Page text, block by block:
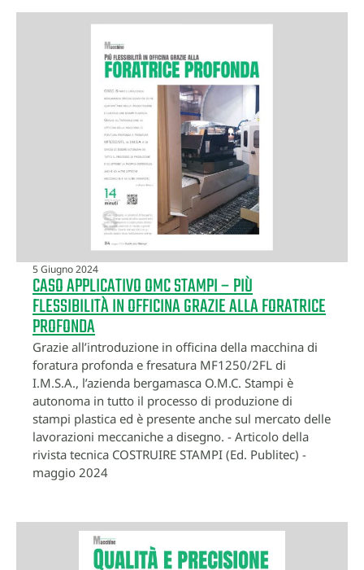
5 Giugno 2024
CASO APPLICATIVO OMC STAMPI – PIÙ
FLESSIBILITÀ IN OFFICINA GRAZIE ALLA FORATRICE
PROFONDA
Grazie all’introduzione in officina della macchina di
foratura profonda e fresatura MF1250/2FL di
I.M.S.A., l’azienda bergamasca O.M.C. Stampi è
autonoma in tutto il processo di produzione di
stampi plastica ed è presente anche sul mercato delle
lavorazioni meccaniche a disegno. - Articolo della
rivista tecnica COSTRUIRE STAMPI (Ed. Publitec) -
maggio 2024